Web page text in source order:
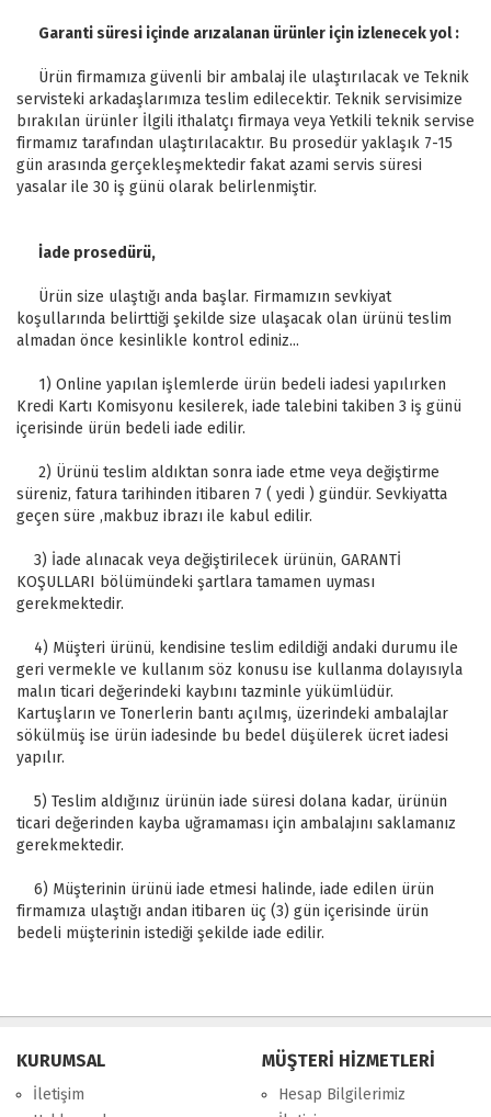
Garanti süresi içinde arızalanan ürünler için izlenecek yol :
Ürün firmamıza güvenli bir ambalaj ile ulaştırılacak ve Teknik
servisteki arkadaşlarımıza teslim edilecektir. Teknik servisimize
bırakılan ürünler İlgili ithalatçı firmaya veya Yetkili teknik servise
firmamız tarafından ulaştırılacaktır. Bu prosedür yaklaşık 7-15
gün arasında gerçekleşmektedir fakat azami servis süresi
yasalar ile 30 iş günü olarak belirlenmiştir.
İade prosedürü,
Ürün size ulaştığı anda başlar. Firmamızın sevkiyat
koşullarında belirttiği şekilde size ulaşacak olan ürünü teslim
almadan önce kesinlikle kontrol ediniz...
1) Online yapılan işlemlerde ürün bedeli iadesi yapılırken
Kredi Kartı Komisyonu kesilerek, iade talebini takiben 3 iş günü
içerisinde ürün bedeli iade edilir.
2) Ürünü teslim aldıktan sonra iade etme veya değiştirme
süreniz, fatura tarihinden itibaren 7 ( yedi ) gündür. Sevkiyatta
geçen süre ,makbuz ibrazı ile kabul edilir.
3) İade alınacak veya değiştirilecek ürünün, GARANTİ
KOŞULLARI bölümündeki şartlara tamamen uyması
gerekmektedir.
4) Müşteri ürünü, kendisine teslim edildiği andaki durumu ile
geri vermekle ve kullanım söz konusu ise kullanma dolayısıyla
malın ticari değerindeki kaybını tazminle yükümlüdür.
Kartuşların ve Tonerlerin bantı açılmış, üzerindeki ambalajlar
sökülmüş ise ürün iadesinde bu bedel düşülerek ücret iadesi
yapılır.
5) Teslim aldığınız ürünün iade süresi dolana kadar, ürünün
ticari değerinden kayba uğramaması için ambalajını saklamanız
gerekmektedir.
6) Müşterinin ürünü iade etmesi halinde, iade edilen ürün
firmamıza ulaştığı andan itibaren üç (3) gün içerisinde ürün
bedeli müşterinin istediği şekilde iade edilir.
KURUMSAL
İletişim
MÜŞTERİ HİZMETLERİ
Hesap Bilgilerimiz